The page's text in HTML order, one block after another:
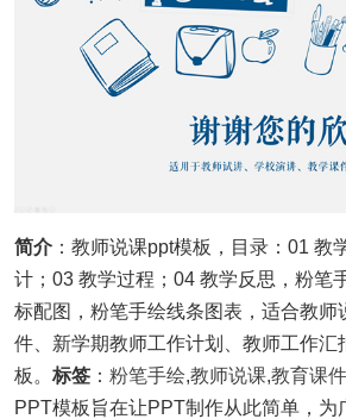
简介 ：教师说课ppt模板，目录：01 教
计；03 教学过程；04 教学反思，粉笔
标配图，粉笔手绘线条图表，适合教师
件、新学期教师工作计划、教师工作汇
板。 标签 ： 粉笔手绘,教师说课,教育课件
PPT模板旨在让PPT制作从此简单，为